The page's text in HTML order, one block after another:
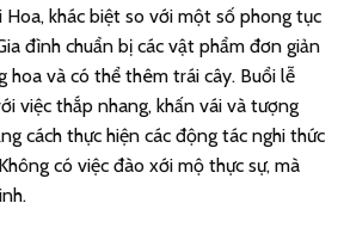
khác biệt so với một số phong tục
đình chuẩn bị các vật phẩm đơn giản
hoa và có thể thêm trái cây. Buổi lễ
việc thắp nhang, khấn vái và tượng
cách thực hiện các động tác nghi thức
có việc đào xới mộ thực sự, mà